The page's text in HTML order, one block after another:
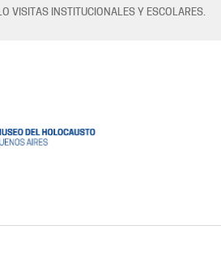
VISITAS INSTITUCIONALES Y ESCOLARES.